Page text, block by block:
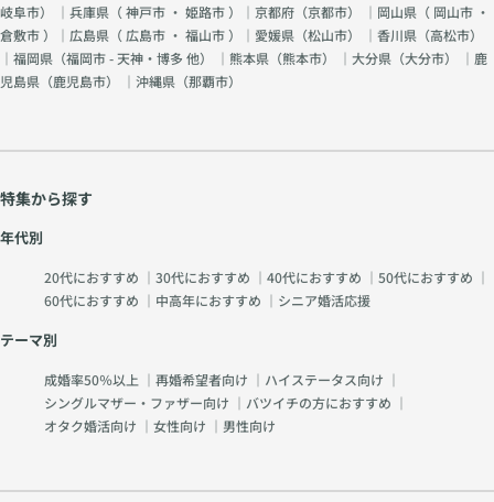
岐阜市） ｜兵庫県（神戸市 ・ 姫路市）｜京都府（京都市） ｜岡山県（ 岡山市 ・
倉敷市）｜広島県（ 広島市 ・ 福山市）｜愛媛県（松山市） ｜香川県（高松市）
｜福岡県（福岡市 - 天神・博多 他） ｜熊本県（熊本市） ｜大分県（大分市） ｜鹿
児島県（鹿児島市） ｜沖縄県（那覇市）
特集から探す
年代別
20代におすすめ ｜ 30代におすすめ ｜ 40代におすすめ ｜ 50代におすすめ ｜
60代におすすめ ｜ 中高年におすすめ ｜ シニア婚活応援
テーマ別
成婚率50％以上 ｜ 再婚希望者向け ｜ ハイステータス向け ｜
シングルマザー・ファザー向け ｜ バツイチの方におすすめ ｜
オタク婚活向け ｜ 女性向け ｜ 男性向け